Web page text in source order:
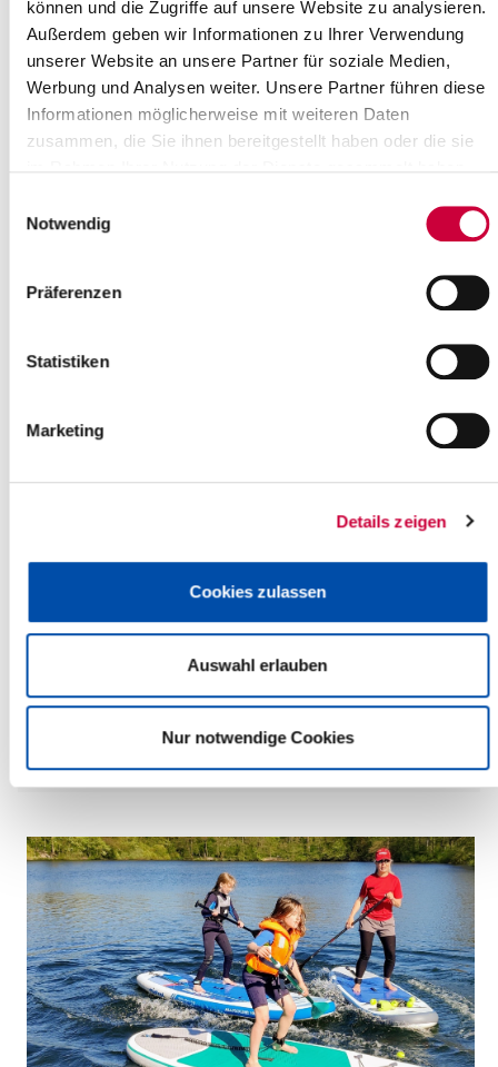
können und die Zugriffe auf unsere Website zu analysieren.
Außerdem geben wir Informationen zu Ihrer Verwendung
unserer Website an unsere Partner für soziale Medien,
Werbung und Analysen weiter. Unsere Partner führen diese
Informationen möglicherweise mit weiteren Daten
zusammen, die Sie ihnen bereitgestellt haben oder die sie
Notwendig
Präferenzen
Statistiken
Marketing
Details zeigen
Cookies zulassen
Auswahl erlauben
Nur notwendige Cookies
Dienstag, 30.06.2026
09:00 Uhr - 11:00 Uhr, Glückstadt
Frühstück in Gemeinschaft
"Geschichte der Heringsloggerei"
(Detlefsen-Museum)